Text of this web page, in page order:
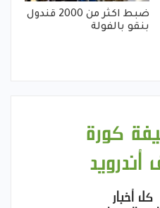
ضبط اكثر من 2000 قندول
بنقو بالفولة